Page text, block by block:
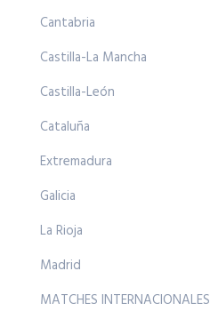
Cantabria
Castilla-La Mancha
Castilla-León
Cataluña
Extremadura
Galicia
La Rioja
Madrid
MATCHES INTERNACIONALES